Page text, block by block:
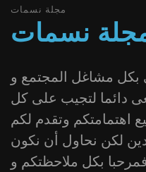
مجلة نسمات
نسمات
مشاغل المجتمع و
دائما لتجيب على كل
وتقدم لكم
لكن نحاول أن نكون
بكل ملاحظتكم و